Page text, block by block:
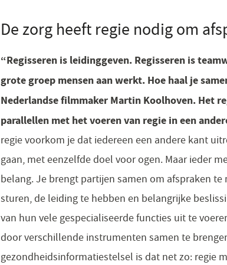
De zorg heeft regie nodig om
“Regisseren is leidinggeven. Regisseren is
grote groep mensen aan werkt. Hoe haal je
Nederlandse filmmaker Martin Koolhoven. Het
parallellen met het voeren van regie in een
regie voorkom je dat iedereen een andere kant
gaan, met eenzelfde doel voor ogen. Maar ieder
belang. Je brengt partijen samen om afspraken
sturen, de leiding te hebben en belangrijke
van hun vele gespecialiseerde functies uit te
door verschillende instrumenten samen te
gezondheidsinformatiestelsel is dat net zo: regie